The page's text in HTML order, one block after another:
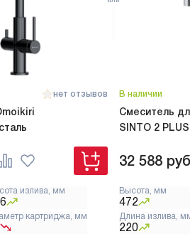
нет отзывов
излива, мм
картриджа, мм
В наличии
Смеситель
SINTO 2
32 588
Высота, мм
472
Длина излива,
220